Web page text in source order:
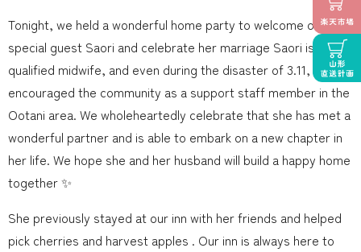
Tonight, we held a wonderful home party to welcome our
special guest Saori and celebrate her marriage Saori is a
qualified midwife, and even during the disaster of 3.11, she
encouraged the community as a support staff member in the
Ootani area. We wholeheartedly celebrate that she has met a
wonderful partner and is able to embark on a new chapter in
her life. We hope she and her husband will build a happy home
together ✨
She previously stayed at our inn with her friends and helped
pick cherries and harvest apples . Our inn is always here to